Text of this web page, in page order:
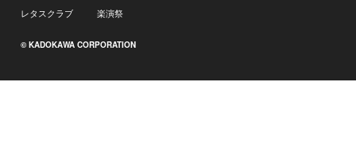
レタスクラブ
楽演祭
© KADOKAWA CORPORATION